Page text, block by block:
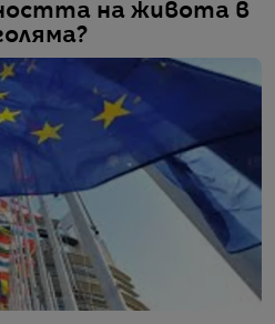
на живота в